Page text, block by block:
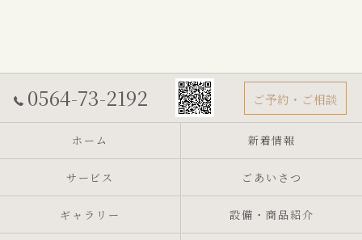
0564-73-2192 ご予約・ご相談
ホーム 新着情報
サービス ごあいさつ
ギャラリー 設備・商品紹介